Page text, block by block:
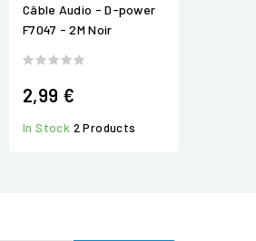
Câble Audio - D-power
F7047 - 2M Noir
2,99 €
In Stock 2 Products